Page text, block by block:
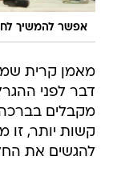
אפשר להמשיך
מאמן קרית
דבר לפני
מקבלים בברכה
קשות יותר,
להגשים את